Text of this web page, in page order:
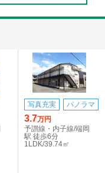
写真充実 パノラマ
3.7万円
予讃線・内子線/端岡
駅 徒歩6分
1LDK/39.74㎡